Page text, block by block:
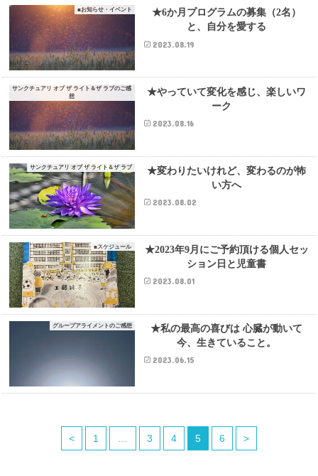
■お知らせ・イベント
★6か月プログラムの募集（2名）
と、自分を愛する
2023.08.19
サンクチュアリ オブ ザ ライト＆ザ ラブのご感
想
★やっていて変化を感じ、楽しいワ
ーク
2023.08.16
サンクチュアリ オブ ザ ライト＆ザ ラブ
★変わりたいけれど、変わるのが怖
い方へ
2023.08.02
■スケジュール
★2023年9月にご予約頂ける個人セッ
ション日と児童書
2023.08.01
グループアライメントのご感想
★私の最高の喜びは 心臓が動いて
今、生きていること。
2023.06.15
< 1 3 4 5 6 >